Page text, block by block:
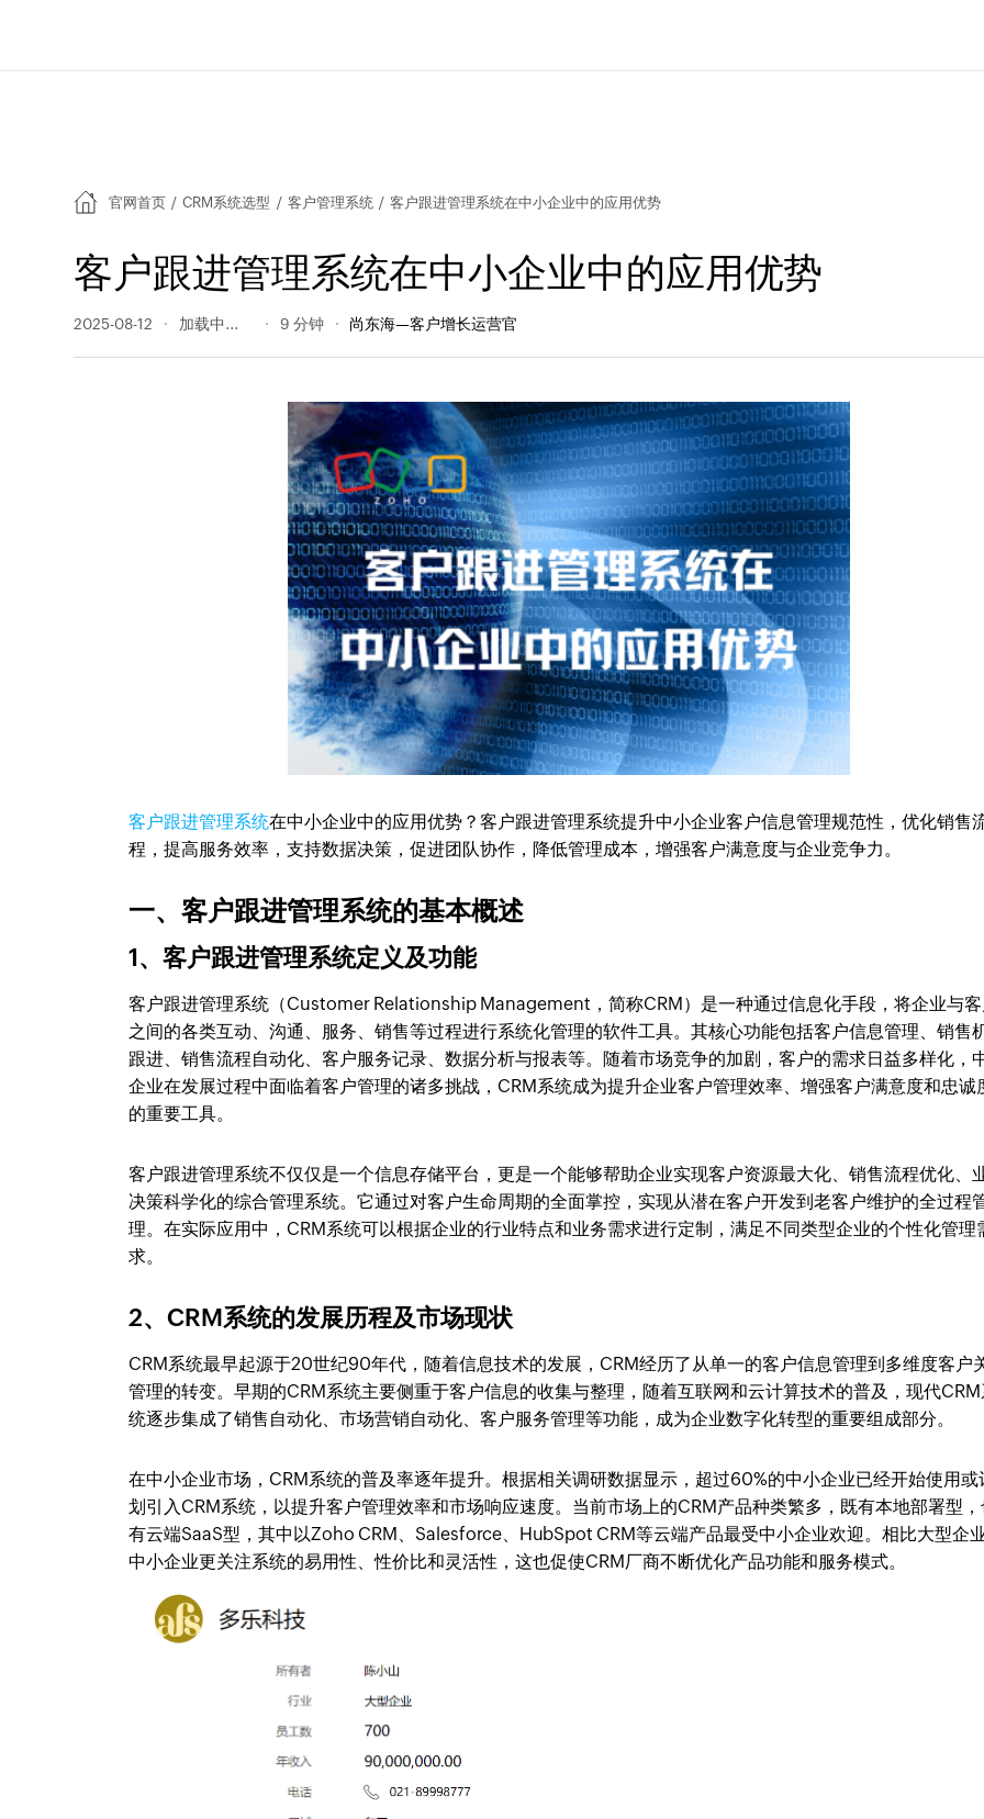
官网首页 / CRM系统选型 / 客户管理系统 / 客户跟进管理系统在中小企业中的应用优势
客户跟进管理系统在中小企业中的应用优势
2025-08-12 210 阅读量 9 分钟 尚东海—客户增长运营官
客户跟进管理系统在中小企业中的应用优势？客户跟进管理系统提升中小企业客户信息管理规范性，优化销售
程，提高服务效率，支持数据决策，促进团队协作，降低管理成本，增强客户满意度与企业竞争力。
一、客户跟进管理系统的基本概述
1、客户跟进管理系统定义及功能
客户跟进管理系统（Customer Relationship Management，简称CRM）是一种通过信息化手段，将企业与客
之间的各类互动、沟通、服务、销售等过程进行系统化管理的软件工具。其核心功能包括客户信息管理、销售
跟进、销售流程自动化、客户服务记录、数据分析与报表等。随着市场竞争的加剧，客户的需求日益多样化，
企业在发展过程中面临着客户管理的诸多挑战，CRM系统成为提升企业客户管理效率、增强客户满意度和忠诚
的重要工具。
客户跟进管理系统不仅仅是一个信息存储平台，更是一个能够帮助企业实现客户资源最大化、销售流程优化、
决策科学化的综合管理系统。它通过对客户生命周期的全面掌控，实现从潜在客户开发到老客户维护的全过程
理。在实际应用中，CRM系统可以根据企业的行业特点和业务需求进行定制，满足不同类型企业的个性化管理
求。
2、CRM系统的发展历程及市场现状
CRM系统最早起源于20世纪90年代，随着信息技术的发展，CRM经历了从单一的客户信息管理到多维度客户
管理的转变。早期的CRM系统主要侧重于客户信息的收集与整理，随着互联网和云计算技术的普及，现代
统逐步集成了销售自动化、市场营销自动化、客户服务管理等功能，成为企业数字化转型的重要组成部分。
在中小企业市场，CRM系统的普及率逐年提升。根据相关调研数据显示，超过60%的中小企业已经开始使用或
划引入CRM系统，以提升客户管理效率和市场响应速度。当前市场上的CRM产品种类繁多，既有本地部署型
有云端SaaS型，其中以Zoho CRM、Salesforce、HubSpot CRM等云端产品最受中小企业欢迎。相比大型企业
中小企业更关注系统的易用性、性价比和灵活性，这也促使CRM厂商不断优化产品功能和服务模式。